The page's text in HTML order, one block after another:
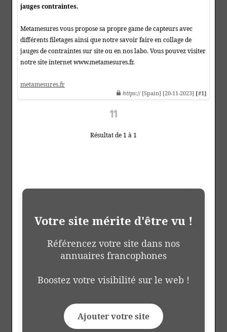
jauges contraintes.
Metamesures vous propose sa propre game de capteurs avec
différents filetages ainsi que notre savoir faire en collage de
jauges de contraintes sur site ou en nos labo. Vous pouvez visiter
notre site internet www.metamesures.fr.
metamesures.fr
https:// [Spain] [20-11-2023] [#1]
Résultat de 1 à 1
Votre site mérite d'être vu !
Référencez votre site dans nos
annuaires francophones
Boostez votre visibilité sur le web !
Ajouter votre site